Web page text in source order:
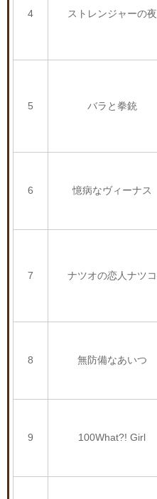
4 ストレンジャーの夜
5 バラと拳銃
6 憶病なヴィーナス
7 ナツオの恋人ナツコ
8 無防備なあいつ
9 100What?! Girl